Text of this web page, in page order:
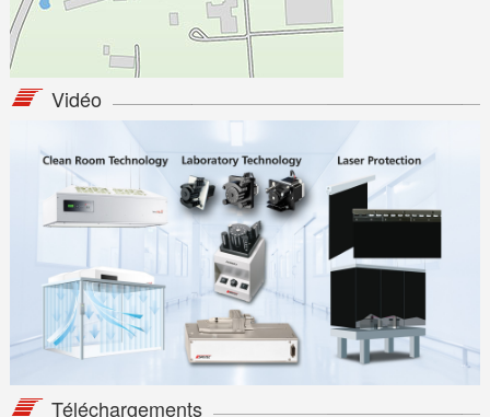
Vidéo
Téléchargements